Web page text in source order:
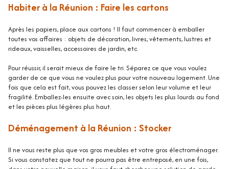
Habiter à la Réunion : Faire les cartons
Après les papiers, place aux cartons ! Il faut commencer à emballer
toutes vos affaires : objets de décoration, livres, vêtements, lustres et
rideaux, vaisselles, accessoires de jardin, etc.
Pour réussir, il serait mieux de faire le tri. Séparez ce que vous voulez
garder de ce que vous ne voulez plus pour votre nouveau logement. Une
fois que cela est fait, vous pouvez les classer selon leur volume et leur
fragilité. Emballez-les ensuite avec soin, les objets les plus lourds au fond
et les pièces plus légères plus haut.
Déménagement à la Réunion : Stocker
Il ne vous reste plus que vos gros meubles et votre gros électroménager.
Si vous constatez que tout ne pourra pas être entreposé, en une fois,